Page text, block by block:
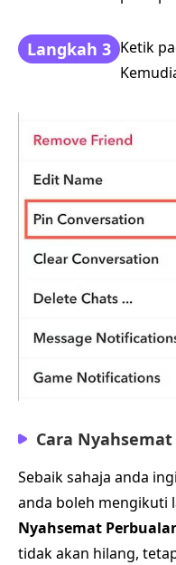
Langkah 3 Ketik
Cara
Sebaik sahaja anda
anda boleh mengikuti
Nyahsemat
tidak akan hilang,